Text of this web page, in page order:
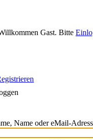
Gast. Bitte
Name oder eMail-